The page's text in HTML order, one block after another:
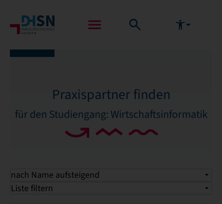
Praxispartner finden
für den Studiengang: Wirtschaftsinformatik
nach Name aufsteigend
Liste filtern